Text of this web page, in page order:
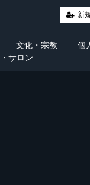
新
文化・宗教
個
サロン